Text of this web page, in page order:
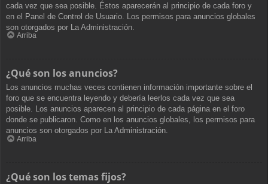
cada vez que sea posible. Éstos aparecerán al principio de cada foro y
en el Panel de Control de Usuario. Los permisos para anuncios globales
son otorgados por La Administración.
Arriba
¿Qué son los anuncios?
Los anuncios muchas veces contienen información importante sobre el
foro que se encuentra leyendo y debería leerlos cada vez que sea
posible. Los anuncios aparecen al principio de cada página en el foro
donde se publicaron. Como en los anuncios globales, los permisos para
anuncios son otorgados por La Administración.
Arriba
¿Qué son los temas fijos?